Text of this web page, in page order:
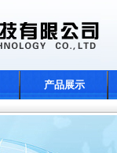
产品展示